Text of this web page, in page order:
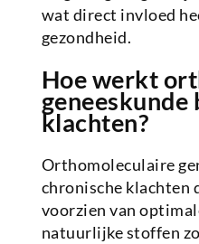
wat direct invloed
gezondheid.
Hoe werkt
geneeskunde
klachten?
Orthomoleculaire
chronische klachten
voorzien van
natuurlijke stoffen